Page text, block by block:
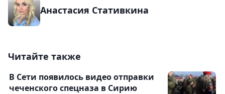
Анастасия Стативкина
Читайте также
В Сети появилось видео отправки
чеченского спецназа в Сирию